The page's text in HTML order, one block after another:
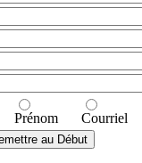
Prénom Courriel